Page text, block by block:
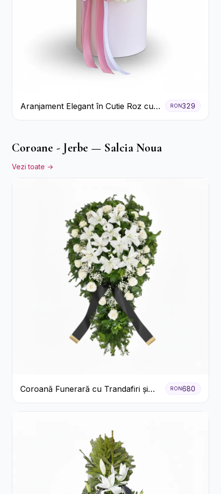
Aranjament Elegant în Cutie Roz cu
Trandafiri și Gerbera
RON329
Coroane - Jerbe — Salcia Noua
Vezi toate →
Coroană Funerară cu Trandafiri și
Crini
RON680